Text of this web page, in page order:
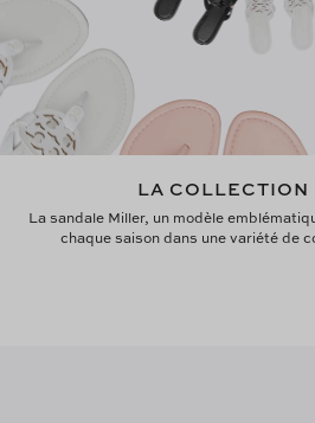
LA COLLECTION
La sandale Miller, un modèle
chaque saison dans une variété de